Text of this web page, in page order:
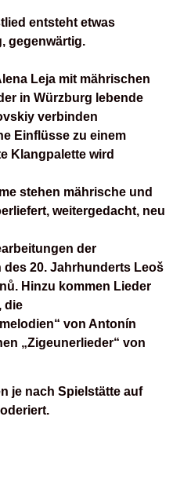
entsteht etwas
gegenwärtig.
Leja mit mährischen
in Würzburg lebende
verbinden
Einflüsse zu einem
Klangpalette wird
stehen mährische und
weitergedacht, neu
der
20. Jahrhunderts Leoš
Hinzu kommen Lieder
die
von Antonín
„Zigeunerlieder“ von
je nach Spielstätte auf